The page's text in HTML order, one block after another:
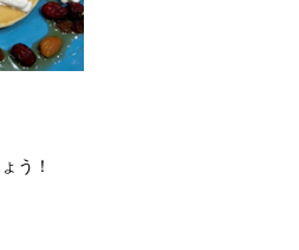
う！